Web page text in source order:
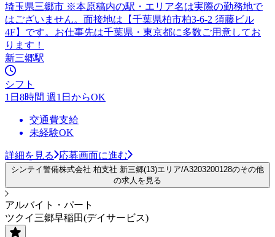
埼玉県三郷市 ※本原稿内の駅・エリア名は実際の勤務地で
はございません。面接地は【千葉県柏市柏3-6-2 須藤ビル
4F】です。お仕事先は千葉県・東京都に多数ご用意してお
ります！
新三郷駅
シフト
1日8時間 週1日からOK
交通費支給
未経験OK
詳細を見る 応募画面に進む
シンテイ警備株式会社 柏支社 新三郷(13)エリア/A3203200128のその他
の求人を見る
アルバイト・パート
ツクイ三郷早稲田(デイサービス)